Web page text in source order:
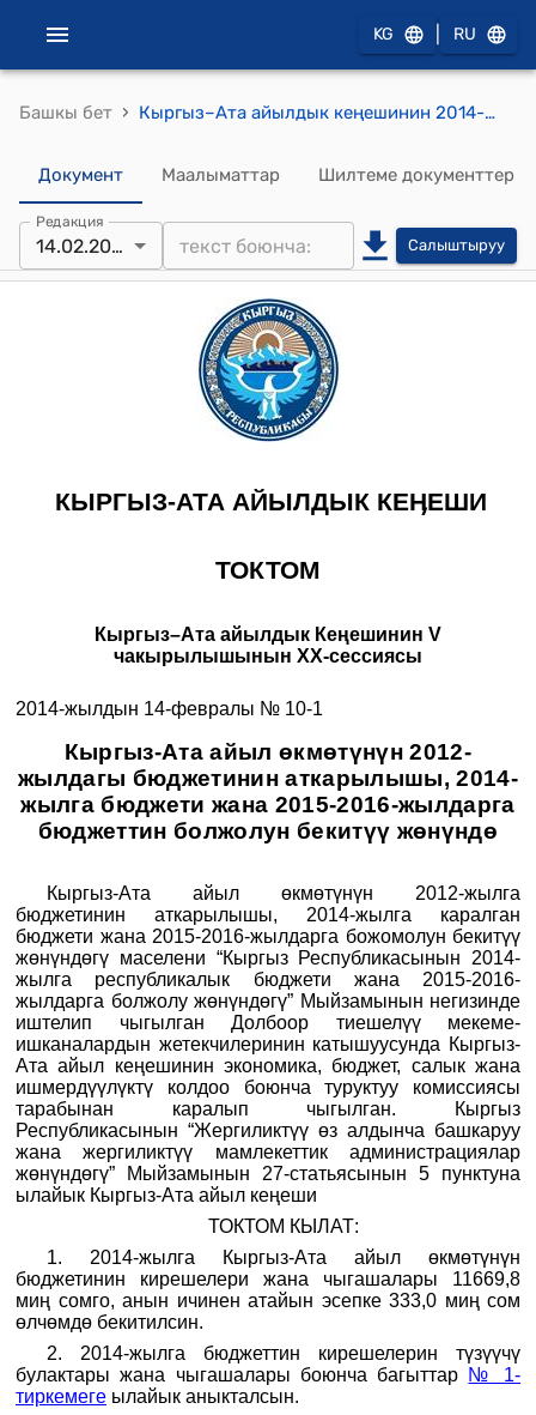
KG RU
Башкы бет › Кыргыз–Ата айылдык кеңешинин 2014-жылдын 14-февралындагы № 10-1 "Кыргыз-Ата айыл өкмөтүнүн 2012-жылдагы бюджетинин аткарылышы, 2014-жылга бюджети жана 2015-2016-жылдарга бюджеттин болжолун бекитүү жөнүндө" токтому
Документ Маалыматтар Шилтеме документтер
Редакция
14.02.2014 Салыштыруу